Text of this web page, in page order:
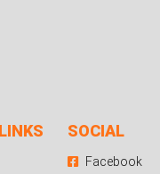
SOCIAL
Facebook